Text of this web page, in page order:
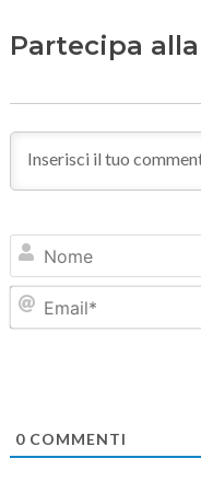
Partecipa
0COMMENTI